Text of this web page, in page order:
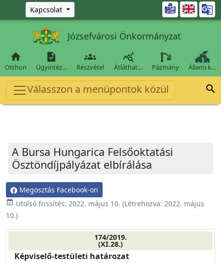
Ugrás a fő tartalomra
Kapcsolat 
Józsefvárosi Önkormányzat

Otthon

Ügyintéz…

Részvétel

Átláthat… Pázmány Állami k…
Válasszon a menüpontok közül 
A Bursa Hungarica Felsőoktatási
Ösztöndíjpályázat elbírálása
Megosztás Facebook-on
event_available Utolsó frissítés: 2022. május 10. (Létrehozva: 2022. május
10.)
174/2019.
(XI.28.)
Képviselő-testületi határozat